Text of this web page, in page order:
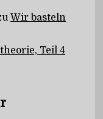
Wir basteln
Teil 4